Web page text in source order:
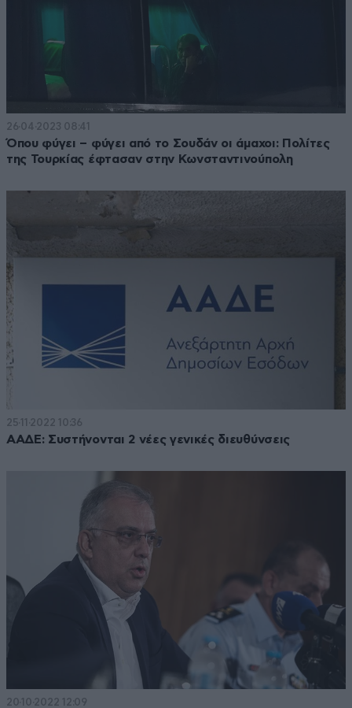
26·04·2023 08:41
Όπου φύγει – φύγει από το Σουδάν οι άμαχοι: Πολίτες
της Τουρκίας έφτασαν στην Κωνσταντινούπολη
25·11·2022 10:36
ΑΑΔΕ: Συστήνονται 2 νέες γενικές διευθύνσεις
20·10·2022 12:09